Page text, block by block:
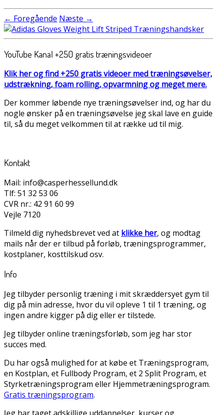
← Foregående Næste →
YouTube Kanal +250 gratis træningsvideoer
Klik her og find +250 gratis videoer med træningsøvelser,
udstrækning, foam rolling, opvarmning og meget mere.
Der kommer løbende nye træningsøvelser ind, og har du
nogle ønsker på en træningsøvelse jeg skal lave en guide
til, så du meget velkommen til at række ud til mig.
Kontakt
Mail: info@casperhessellund.dk
Tlf: 51 32 53 06
CVR nr.: 42 91 60 99
Vejle 7120
Tilmeld dig nyhedsbrevet ved at klikke her, og modtag
mails når der er tilbud på forløb, træningsprogrammer,
kostplaner, kosttilskud osv.
Info
Jeg tilbyder personlig træning i mit skræddersyet gym til
dig på min adresse, hvor du vil opleve 1 til 1 træning, og
ingen andre kigger på dig eller er tilstede.
Jeg tilbyder online træningsforløb, som jeg har stor
succes med.
Du har også mulighed for at købe et Træningsprogram,
en Kostplan, et Fullbody Program, et 2 Split Program, et
Styrketræningsprogram eller Hjemmetræningsprogram.
Gratis træningsprogram.